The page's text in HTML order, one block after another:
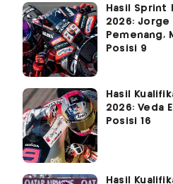
Hasil Sprint
2026: Jorge
Pemenang,
Posisi 9
Hasil
2026: Veda
Posisi 16
Hasil